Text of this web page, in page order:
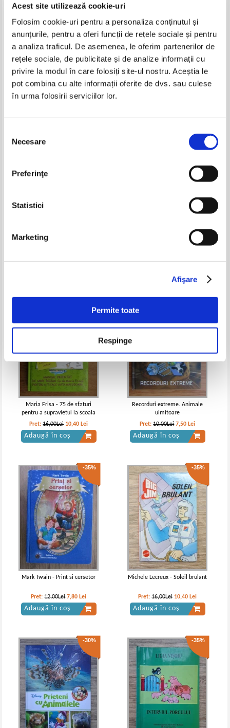
Acest site utilizează cookie-uri
Folosim cookie-uri pentru a personaliza conținutul și
anunțurile, pentru a oferi funcții de rețele sociale și pentru
a analiza traficul. De asemenea, le oferim partenerilor de
rețele sociale, de publicitate și de analize informații cu
privire la modul în care folosiți site-ul nostru. Aceștia le
pot combina cu alte informații oferite de dvs. sau culese
în urma folosirii serviciilor lor.
consimțământului
Necesare
Preferinţe
Statistici
Marketing
Afişare
Permite toate
Respinge
Johanna Spyri - Heidi Rudyard Kipling - Cartea junglei
Adaugă în coș
Ioan Slavici - Nuvele
Adaugă în coș
Maria Frisa - 75 de sfaturi
pentru a supravietui la scoala
Pret:16,00Lei 10,40 Lei
Adaugă în coș
Recorduri extreme. Animale
uimitoare
Pret:10,00Lei 7,50 Lei
Adaugă în coș
-35%
Mark Twain - Print si cersetor
Pret:12,00Lei 7,80 Lei
Adaugă în coș
-35%
Michele Lecreux - Soleil brulant
Pret:16,00Lei 10,40 Lei
Adaugă în coș
-30% -35%